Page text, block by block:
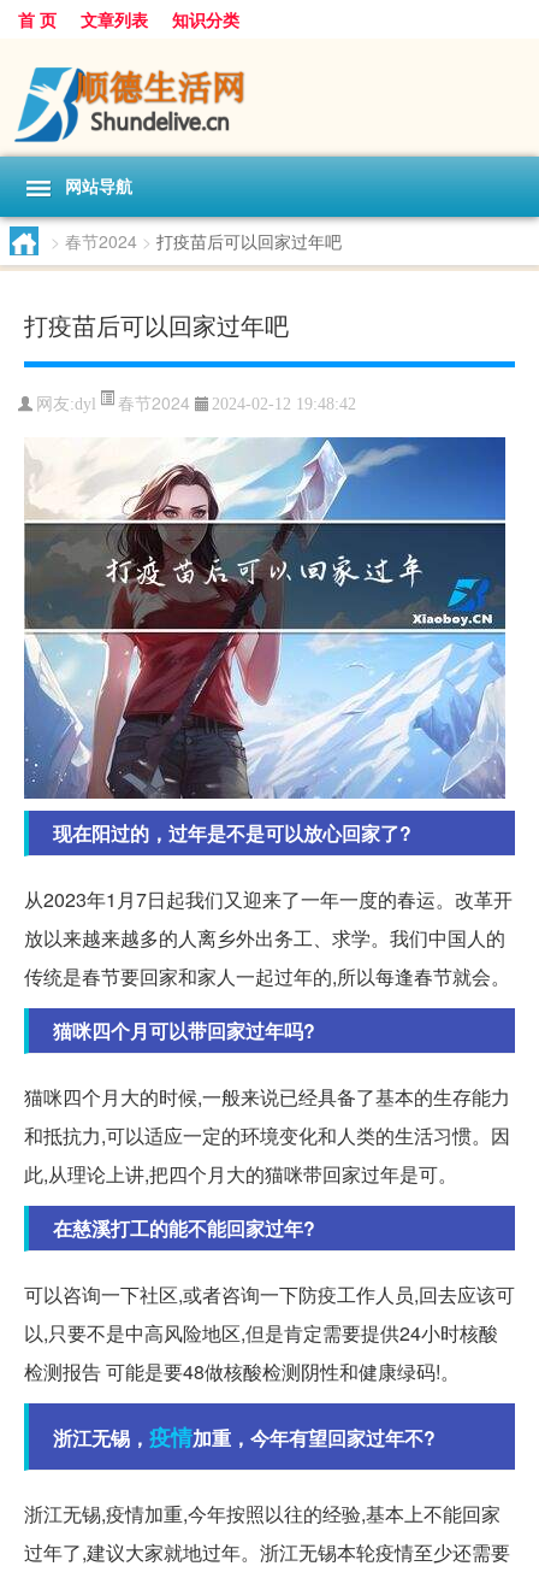
首 页 文章列表 知识分类
网站导航
> 春节2024 > 打疫苗后可以回家过年吧
打疫苗后可以回家过年吧
网友:dyl 春节2024 2024-02-12 19:48:42
现在阳过的，过年是不是可以放心回家了?
从2023年1月7日起我们又迎来了一年一度的春运。改革开
放以来越来越多的人离乡外出务工、求学。我们中国人的
传统是春节要回家和家人一起过年的,所以每逢春节就会。
猫咪四个月可以带回家过年吗?
猫咪四个月大的时候,一般来说已经具备了基本的生存能力
和抵抗力,可以适应一定的环境变化和人类的生活习惯。因
此,从理论上讲,把四个月大的猫咪带回家过年是可。
在慈溪打工的能不能回家过年?
可以咨询一下社区,或者咨询一下防疫工作人员,回去应该可
以,只要不是中高风险地区,但是肯定需要提供24小时核酸
检测报告 可能是要48做核酸检测阴性和健康绿码!。
浙江无锡， 疫情加重，今年有望回家过年不?
浙江无锡,疫情加重,今年按照以往的经验,基本上不能回家
过年了,建议大家就地过年。浙江无锡本轮疫情至少还需要